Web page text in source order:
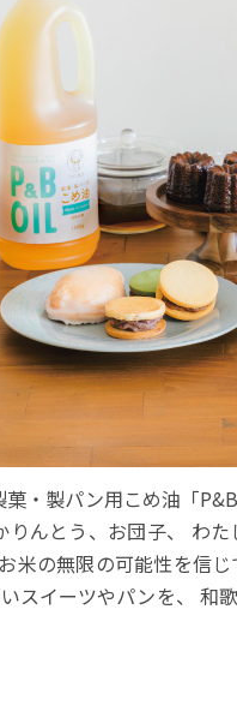
・製パン用こめ油「
りんとう、お団子、 わ
米の無限の可能性を信
スイーツやパンを、 和